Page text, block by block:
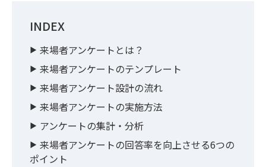
INDEX
来場者アンケートとは？
来場者アンケートのテンプレート
来場者アンケート設計の流れ
来場者アンケートの実施方法
アンケートの集計・分析
来場者アンケートの回答率を向上させる6つの
ポイント